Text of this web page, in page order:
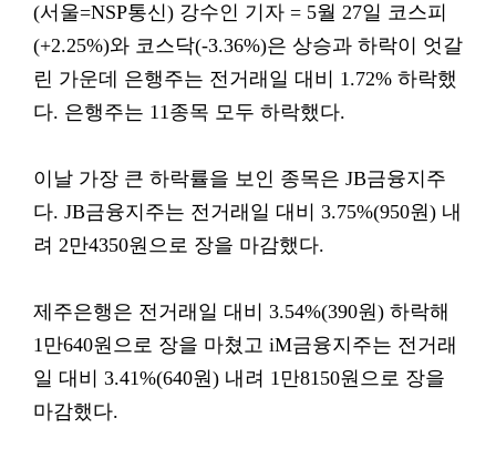
(서울=NSP통신) 강수인 기자 = 5월 27일 코스피
(+2.25%)와 코스닥(-3.36%)은 상승과 하락이 엇갈
린 가운데 은행주는 전거래일 대비 1.72% 하락했
다. 은행주는 11종목 모두 하락했다.
이날 가장 큰 하락률을 보인 종목은 JB금융지주
다. JB금융지주는 전거래일 대비 3.75%(950원) 내
려 2만4350원으로 장을 마감했다.
제주은행은 전거래일 대비 3.54%(390원) 하락해
1만640원으로 장을 마쳤고 iM금융지주는 전거래
일 대비 3.41%(640원) 내려 1만8150원으로 장을
마감했다.